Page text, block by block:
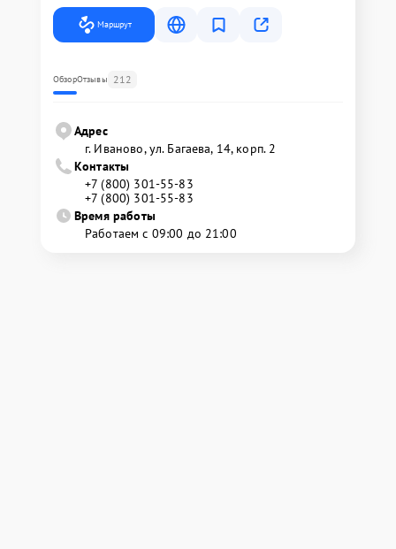
Маршрут
ОбзорОтзывы 212
Адрес
г. Иваново, ул. Багаева, 14, корп. 2
Контакты
+7 (800) 301-55-83
+7 (800) 301-55-83
Время работы
Работаем с 09:00 до 21:00